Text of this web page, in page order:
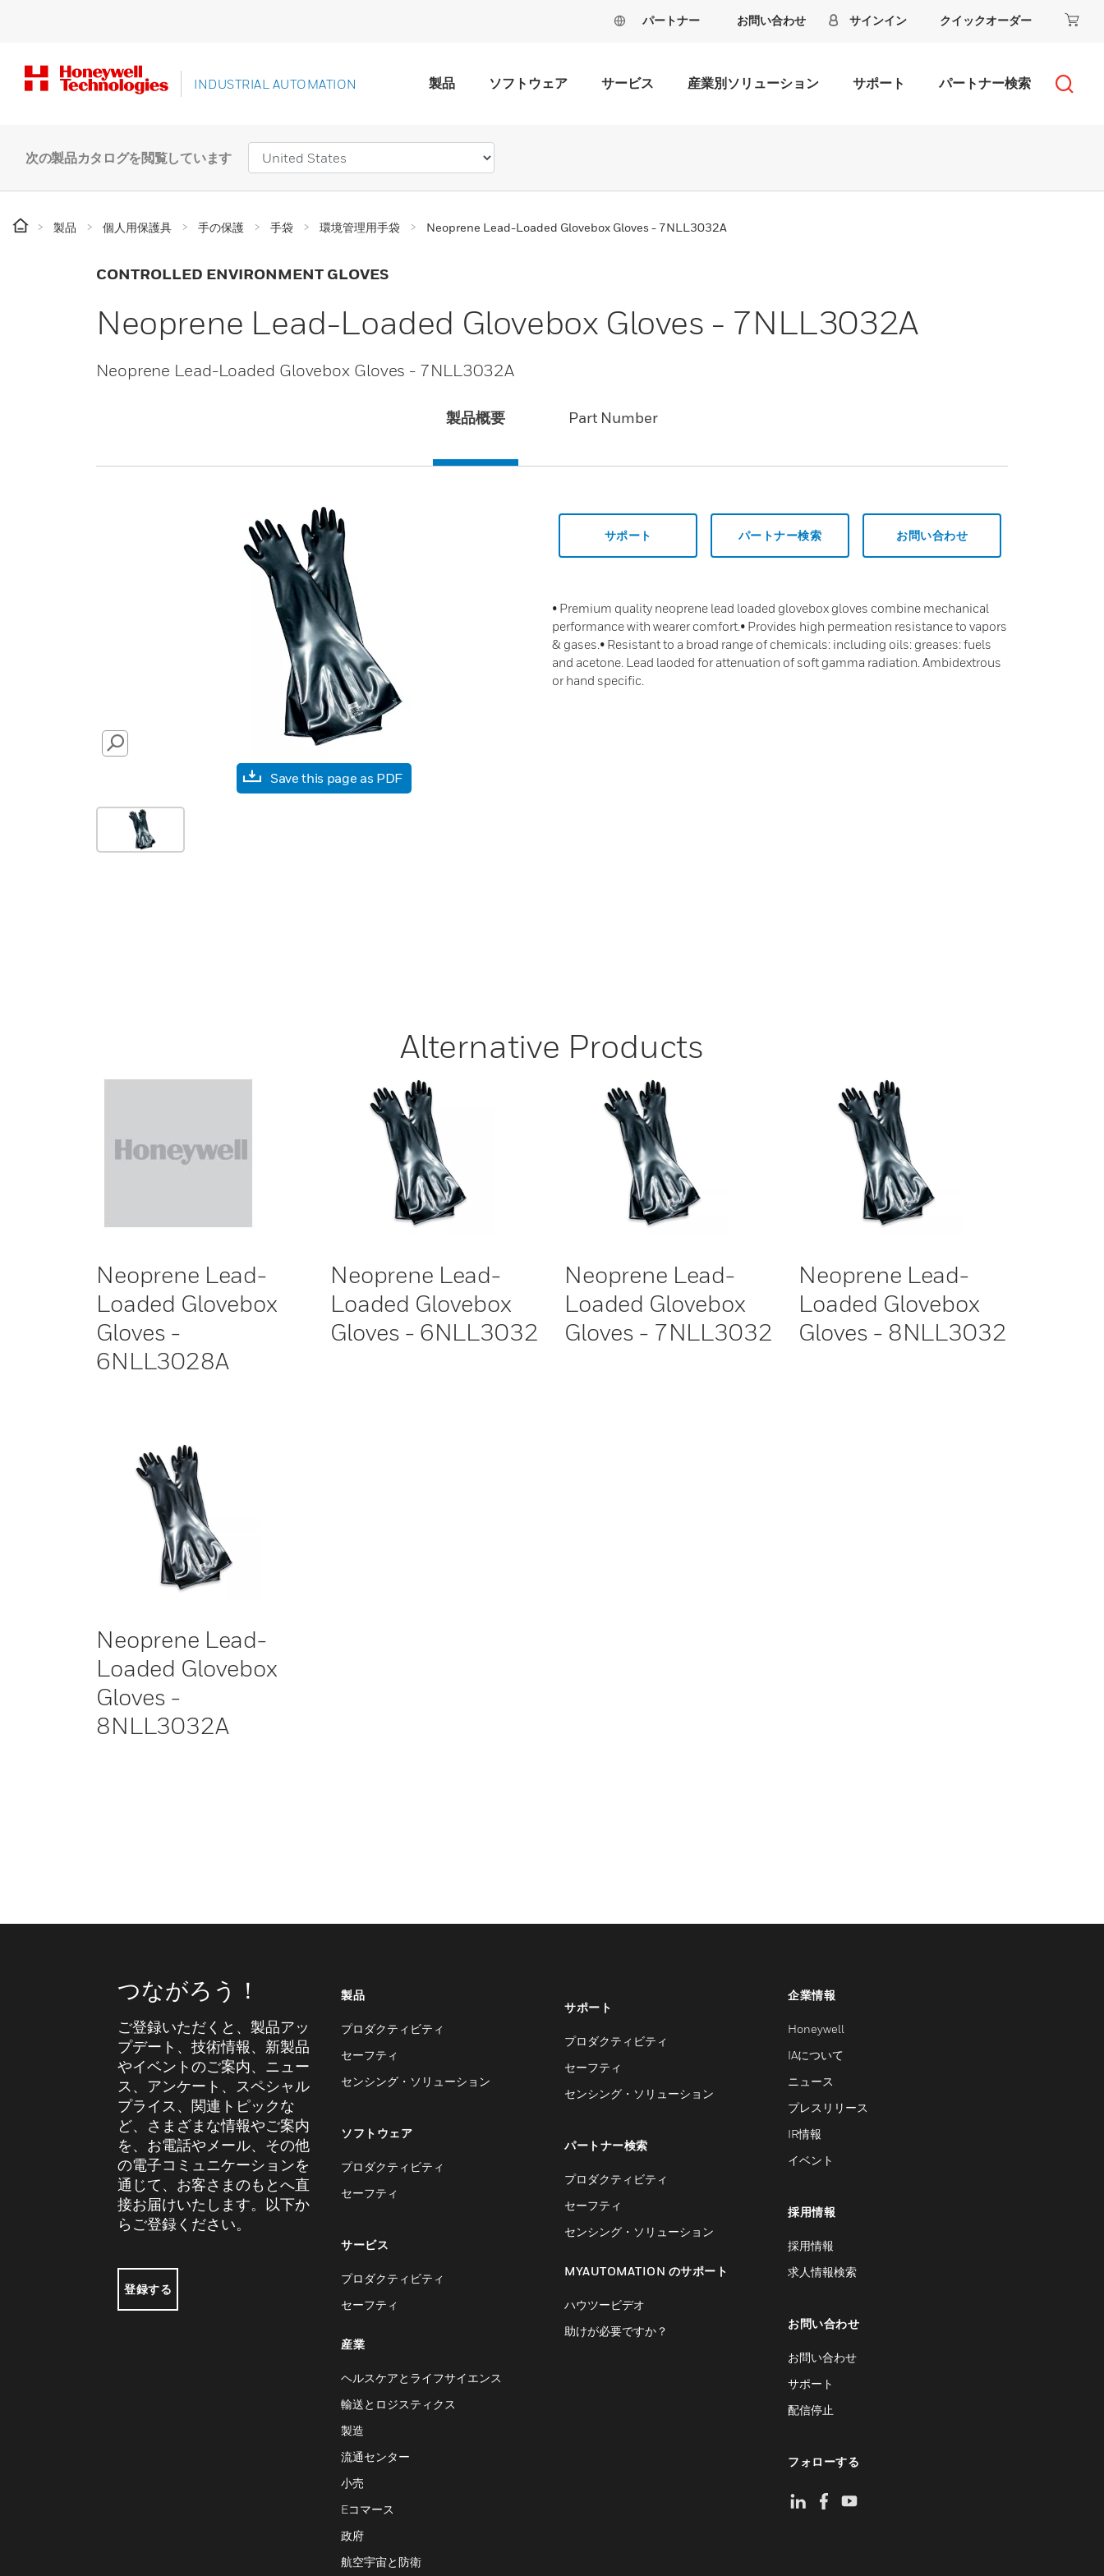
パートナー お問い合わせ サインイン クイックオーダー
INDUSTRIAL AUTOMATION 製品 ソフトウェア サービス 産業別ソリューション サポート パートナー検索
次の製品カタログを閲覧しています
製品 個人用保護具 手の保護 手袋 環境管理用手袋 Neoprene Lead-Loaded Glovebox Gloves - 7NLL3032A
CONTROLLED ENVIRONMENT GLOVES
Neoprene Lead-Loaded Glovebox Gloves - 7NLL3032A
Neoprene Lead-Loaded Glovebox Gloves - 7NLL3032A
製品概要 Part Number
SEARCH
Save this page as PDF
サポート パートナー検索 お問い合わせ
• Premium quality neoprene lead loaded glovebox gloves combine mechanical
performance with wearer comfort.• Provides high permeation resistance to vapors
& gases.• Resistant to a broad range of chemicals: including oils: greases: fuels
and acetone. Lead laoded for attenuation of soft gamma radiation. Ambidextrous
or hand specific.
Alternative Products
Neoprene Lead-
Loaded Glovebox
Gloves -
6NLL3028A
Neoprene Lead-
Loaded Glovebox
Gloves - 6NLL3032
Neoprene Lead-
Loaded Glovebox
Gloves - 7NLL3032
Neoprene Lead-
Loaded Glovebox
Gloves - 8NLL3032
Neoprene Lead-
Loaded Glovebox
Gloves -
8NLL3032A
つながろう！
ご登録いただくと、製品アッ
プデート、技術情報、新製品
やイベントのご案内、ニュー
ス、アンケート、スペシャル
プライス、関連トピックな
ど、さまざまな情報やご案内
を、お電話やメール、その他
の電子コミュニケーションを
通じて、お客さまのもとへ直
接お届けいたします。以下か
らご登録ください。
登録する
製品
プロダクティビティ
セーフティ
センシング・ソリューション
ソフトウェア
プロダクティビティ
セーフティ
サービス
プロダクティビティ
セーフティ
産業
ヘルスケアとライフサイエンス
輸送とロジスティクス
製造
流通センター
小売
Eコマース
政府
航空宇宙と防衛
サポート
プロダクティビティ
セーフティ
センシング・ソリューション
パートナー検索
プロダクティビティ
セーフティ
センシング・ソリューション
MYAUTOMATION のサポート
ハウツービデオ
助けが必要ですか？
企業情報
Honeywell
IAについて
ニュース
プレスリリース
IR情報
イベント
採用情報
採用情報
求人情報検索
お問い合わせ
お問い合わせ
サポート
配信停止
フォローする